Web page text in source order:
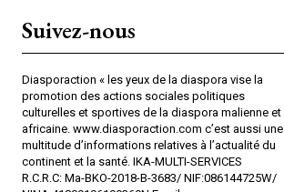
Suivez-nous
Diasporaction « les yeux de la diaspora vise la
promotion des actions sociales politiques
culturelles et sportives de la diaspora malienne et
africaine. www.diasporaction.com c’est aussi une
multitude d’informations relatives à l’actualité du
continent et la santé. IKA-MULTI-SERVICES
R.C.R.C: Ma-BKO-2018-B-3683/ NIF:086144725W/